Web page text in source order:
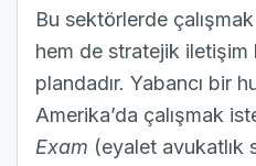
Bu sektörlerde
hem de stratejik iletişim
plandadır. Yabancı bir
Amerika’da çalışmak
Exam (eyalet avukatlık